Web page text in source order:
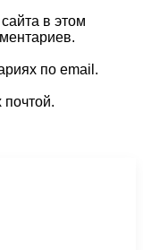
в этом
по email.